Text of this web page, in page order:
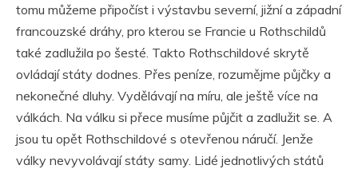
tomu můžeme připočíst i výstavbu severní, jižní a západní
francouzské dráhy, pro kterou se Francie u Rothschildů
také zadlužila po šesté. Takto Rothschildové skrytě
ovládají státy dodnes. Přes peníze, rozumějme půjčky a
nekonečné dluhy. Vydělávají na míru, ale ještě více na
válkách. Na válku si přece musíme půjčit a zadlužit se. A
jsou tu opět Rothschildové s otevřenou náručí. Jenže
války nevyvolávají státy samy. Lidé jednotlivých států